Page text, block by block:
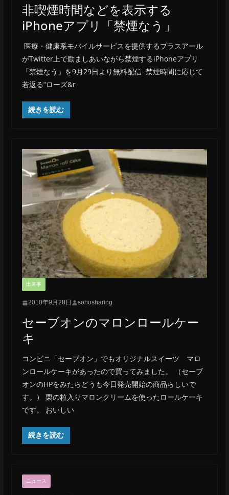
非喫煙時間などを表示する
iPhoneアプリ「禁煙なう」
医療・健康系モバイルサービスを提供するプラスアール
がTwitter上で励ましあいながら禁煙するiPhoneアプリ
「禁煙なう」を9月29日より無料配信 禁煙時間に応じて
若返る“ローズ&r
続きを読む
出来事
2010年9月28日 sohosharing
セーブオンのマロンロールケー
キ
コンビニ「セーブオン」でもオリジナルスイーツ マロ
ンロールケーキがあったので買ってみました。 （セーブ
オンのHPをみたらどうも今日発売開始の商品らしいで
す。） 栗の粒入りマロンクリームを使ったロールケーキ
です。 おいしい
続きを読む
ニュース